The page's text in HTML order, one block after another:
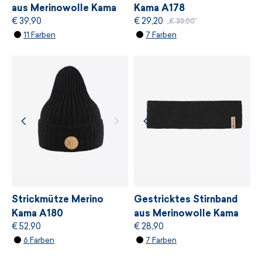
den strengsten unabhängigen ökologischen
Standard von
bluesign®anbieten, der auf
einer sanften Behandlung von Ressourcen,
Entwicklungsprinzipien basiert.
WEITERE INFORMATIONEN
WEITERE INFORMATIONEN
aus Merinowolle Kama
R101
€ 39,90
11 Farben
Kama A178
€ 29,20 € 38,00
7 Farben
Strickmütze Merino
Kama A180
€ 52,90
6 Farben
Gestricktes Stirnband
aus Merinowolle Kama
C50
€ 28,90
7 Farben